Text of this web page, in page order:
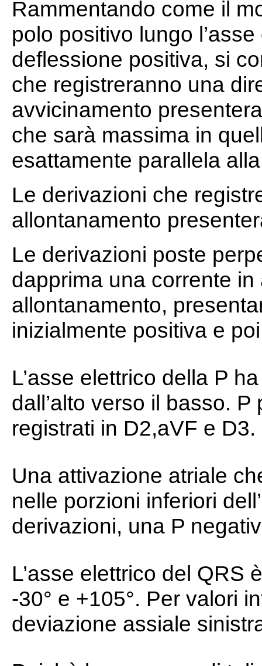
Rammentando come il
polo positivo lungo
deflessione positiva, si
che registreranno una
avvicinamento
che sarà massima in
esattamente parallela
Le derivazioni che
allontanamento
Le derivazioni poste
dapprima una corrente
allontanamento,
inizialmente positiva e
L’asse elettrico della P
dall’alto verso il basso.
registrati in D2,aVF e D3.
Una attivazione atriale
nelle porzioni inferiori
derivazioni, una P
L’asse elettrico del QRS
-30° e +105°. Per valori
deviazione assiale